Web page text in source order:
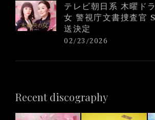
テレビ朝日系 木曜ド
女 警視庁文書捜査官
送決定
02/23/2026
Recent discography